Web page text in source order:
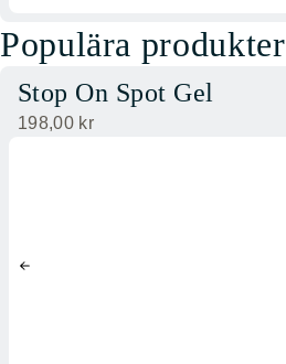
Populära produkter
Stop On Spot Gel
198,00 kr